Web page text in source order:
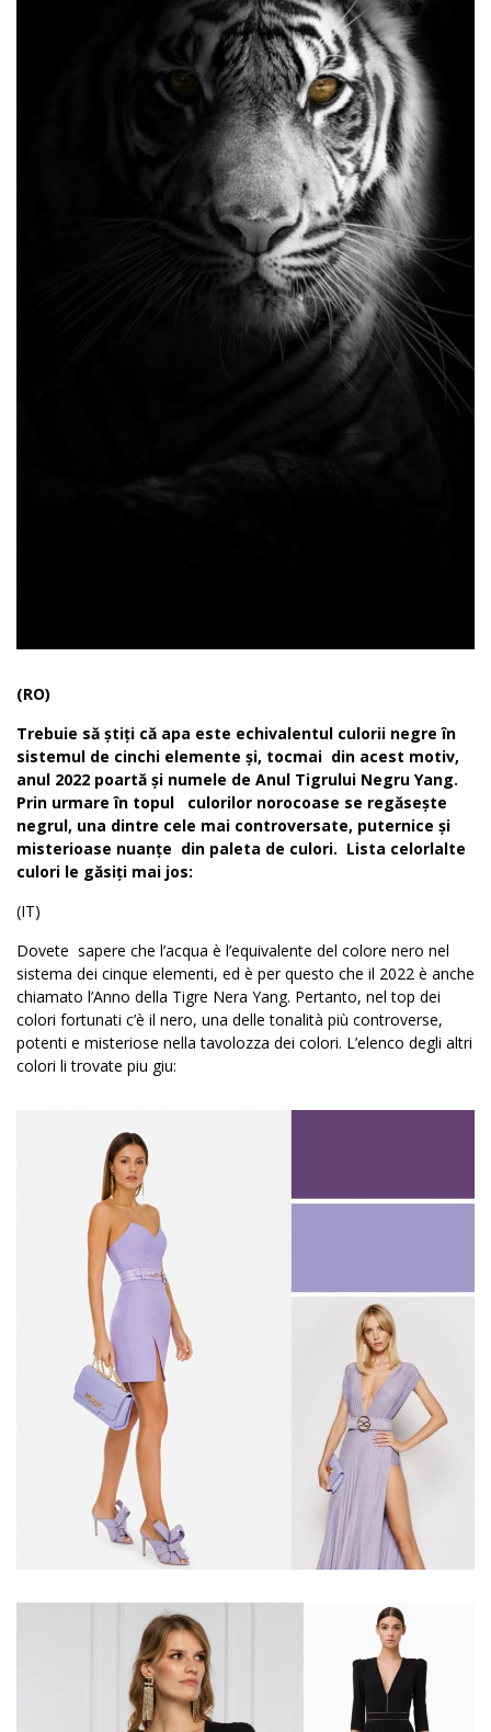
(RO)
Trebuie să știți că apa este echivalentul culorii negre în
sistemul de cinchi elemente și, tocmai din acest motiv,
anul 2022 poartă și numele de Anul Tigrului Negru Yang.
Prin urmare în topul culorilor norocoase se regăsește
negrul, una dintre cele mai controversate, puternice și
misterioase nuanțe din paleta de culori. Lista celorlalte
culori le găsiți mai jos:
(IT)
Dovete sapere che l’acqua è l’equivalente del colore nero nel
sistema dei cinque elementi, ed è per questo che il 2022 è anche
chiamato l’Anno della Tigre Nera Yang. Pertanto, nel top dei
colori fortunati c’è il nero, una delle tonalità più controverse,
potenti e misteriose nella tavolozza dei colori. L’elenco degli altri
colori li trovate piu giu: